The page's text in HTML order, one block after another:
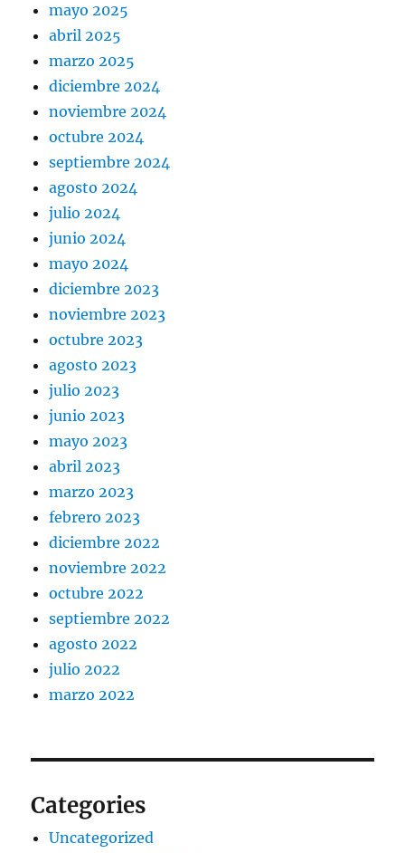
mayo 2025
abril 2025
marzo 2025
diciembre 2024
noviembre 2024
octubre 2024
septiembre 2024
agosto 2024
julio 2024
junio 2024
mayo 2024
diciembre 2023
noviembre 2023
octubre 2023
agosto 2023
julio 2023
junio 2023
mayo 2023
abril 2023
marzo 2023
febrero 2023
diciembre 2022
noviembre 2022
octubre 2022
septiembre 2022
agosto 2022
julio 2022
marzo 2022
Categories
Uncategorized